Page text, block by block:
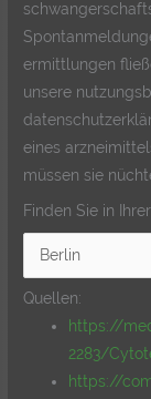
ermittlungen
unsere
eines
müssen sie
Finden Sie in
Quellen:
https://
2283/
https://